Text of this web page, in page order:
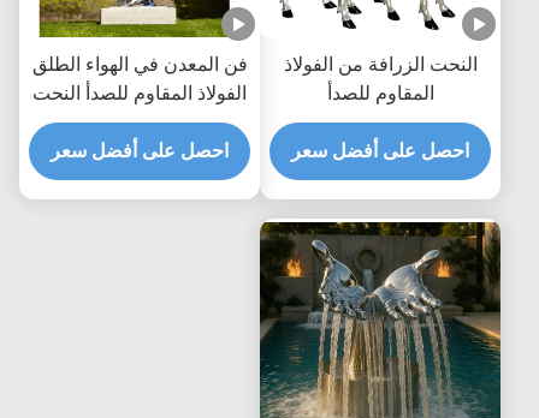
النحت الزرافة من الفولاذ
المقاوم للصدأ
احصل على أفضل سعر
فن المعدن في الهواء الطلق
الفولاذ المقاوم للصدأ النحت
المجرد الحديث
احصل على أفضل سعر